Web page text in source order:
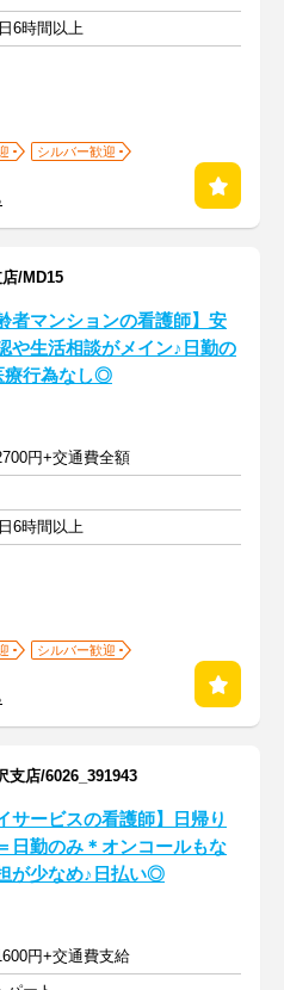
6時間以上
シルバー歓迎
/MD15
者マンションの看護師】安
や生活相談がメイン♪日勤の
療行為なし◎
円+交通費全額
6時間以上
シルバー歓迎
店/6026_391943
サービスの看護師】日帰り
日勤のみ＊オンコールもな
が少なめ♪日払い◎
円+交通費支給